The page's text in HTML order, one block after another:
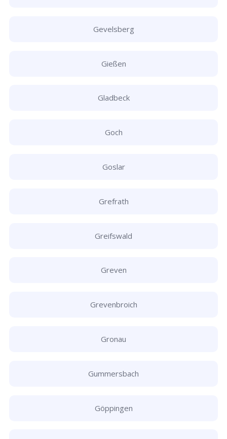
Gevelsberg
Gießen
Gladbeck
Goch
Goslar
Grefrath
Greifswald
Greven
Grevenbroich
Gronau
Gummersbach
Göppingen